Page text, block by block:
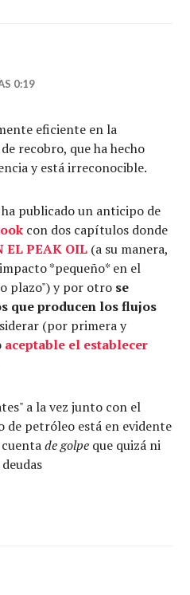
0:19
eficiente en la
recobro, que ha hecho
y está irreconocible.
publicado un anticipo de
con dos capítulos donde
EL PEAK OIL (a su manera,
*pequeño* en el
plazo") y por otro se
que producen los flujos
(por primera y
aceptable el establecer
a la vez junto con el
de petróleo está en evidente
cuentade golpe que quizá ni